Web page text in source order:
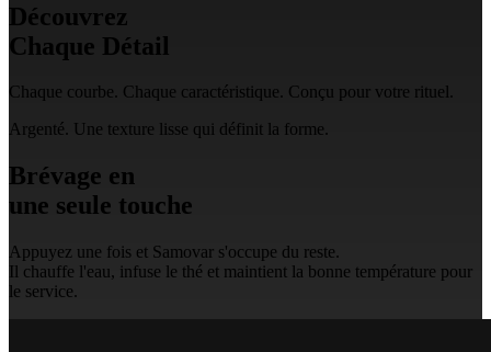
Découvrez
Chaque Détail
Chaque courbe. Chaque caractéristique. Conçu pour votre rituel.
Argenté. Une texture lisse qui définit la forme.
Brévage en
une seule touche
Appuyez une fois et Samovar s'occupe du reste.
Il chauffe l'eau, infuse le thé et maintient la bonne température pour
le service.